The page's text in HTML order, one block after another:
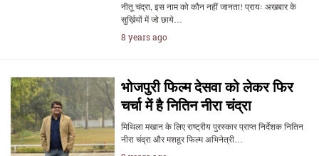
नीतू चंद्रा, इस नाम को कौन नहीं जानता! प्रायः अखबार के
सुर्ख़ियों में जो छाये…
8 years ago
भोजपुरी फिल्म देसवा को लेकर फिर
चर्चा में है नितिन नीरा चंद्रा
मिथिला मखान के लिए राष्ट्रीय पुरस्कार प्राप्त निर्देशक नितिन
नीरा चंद्रा और मशहूर फिल्म अभिनेत्री…